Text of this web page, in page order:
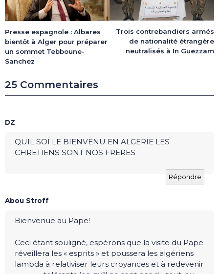
Presse espagnole : Albares
bientôt à Alger pour préparer
un sommet Tebboune-
Sanchez
Trois contrebandiers armés
de nationalité étrangère
neutralisés à In Guezzam
25 Commentaires
DZ
QUIL SOI LE BIENVENU EN ALGERIE LES
CHRETIENS SONT NOS FRERES
Répondre
Abou Stroff
Bienvenue au Pape!
Ceci étant souligné, espérons que la visite du Pape
réveillera les « esprits » et poussera les algériens
lambda à relativiser leurs croyances et à redevenir